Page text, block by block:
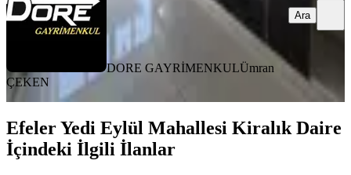
DORE GAYRİMENKULÜmran
ÇEKEN
Ara
Efeler Yedi Eylül Mahallesi Kiralık Daire
İçindeki İlgili İlanlar